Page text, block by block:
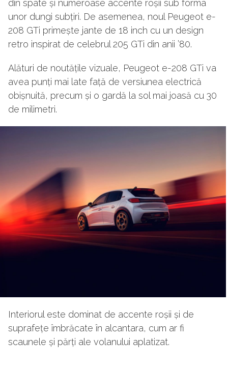
din spate și numeroase accente roșii sub forma
unor dungi subțiri. De asemenea, noul Peugeot e-
208 GTi primește jante de 18 inch cu un design
retro inspirat de celebrul 205 GTi din anii ’80.
Alături de noutățile vizuale, Peugeot e-208 GTi va
avea punți mai late față de versiunea electrică
obișnuită, precum și o gardă la sol mai joasă cu 30
de milimetri.
Interiorul este dominat de accente roșii și de
suprafețe îmbrăcate în alcantara, cum ar fi
scaunele și părți ale volanului aplatizat.